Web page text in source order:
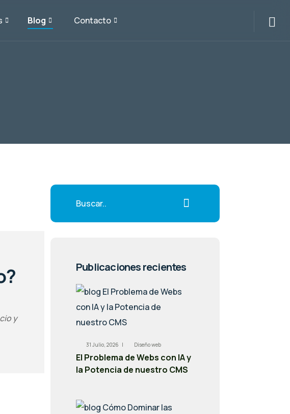
Blog Contacto
y
Publicaciones recientes
31 Julio, 2026 | Diseño web
El Problema de Webs con IA y
la Potencia de nuestro CMS